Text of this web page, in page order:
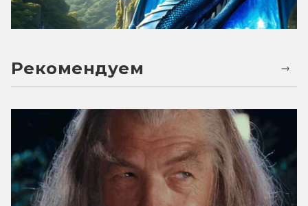
Рекомендуем